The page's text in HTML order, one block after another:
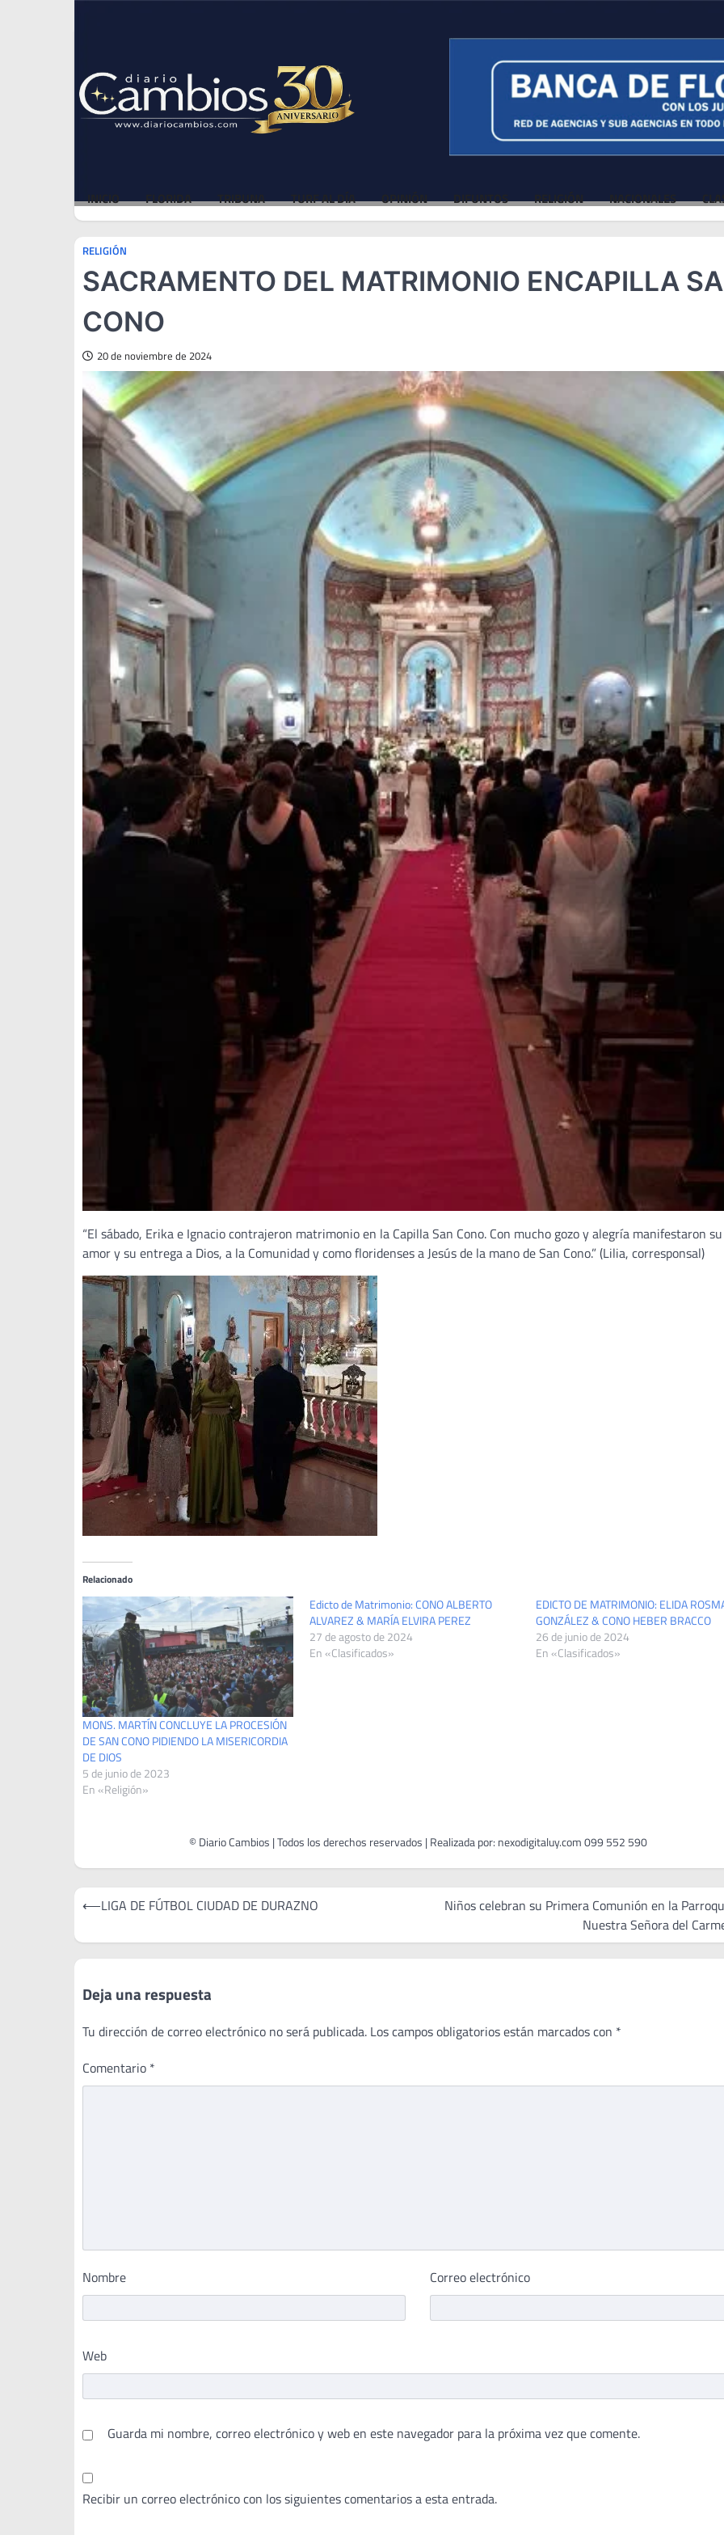
INICIO FLORIDA TRIBUNA TURF AL DÍA OPINIÓN DIFUNTOS RELIGIÓN NACIONALES
RELIGIÓN
SACRAMENTO DEL MATRIMONIO ENCAPILLA
CONO
20 de noviembre de 2024
“El sábado, Erika e Ignacio contrajeron matrimonio en la Capilla San Cono. Con mucho gozo y alegría manifestaron su
amor y su entrega a Dios, a la Comunidad y como floridenses a Jesús de la mano de San Cono.” (Lilia, corresponsal)
Relacionado
MONS. MARTÍN CONCLUYE LA PROCESIÓN
DE SAN CONO PIDIENDO LA MISERICORDIA
DE DIOS
5 de junio de 2023
En «Religión»
Edicto de Matrimonio: CONO ALBERTO
ALVAREZ & MARÍA ELVIRA PEREZ
27 de agosto de 2024
En «Clasificados»
EDICTO DE MATRIMONIO: ELIDA
GONZÁLEZ & CONO HEBER BRACCO
26 de junio de 2024
En «Clasificados»
Navegación
entradas
⟵LIGA DE FÚTBOL CIUDAD DE DURAZNO
Niños celebran su Primera Comunión en la
Nuestra Señora del
Deja una respuesta
Tu dirección de correo electrónico no será publicada. Los campos obligatorios están marcados con *
Comentario *
Nombre Correo electrónico
Web
Guarda mi nombre, correo electrónico y web en este navegador para la próxima vez que comente.
Recibir un correo electrónico con los siguientes comentarios a esta entrada.